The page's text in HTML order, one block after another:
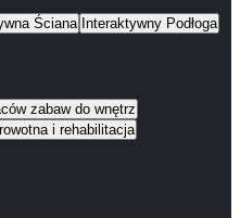
Ściana Interaktywny Podłoga
zabaw do wnętrz
i rehabilitacja